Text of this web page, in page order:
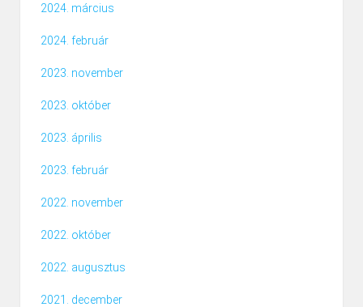
2024. március
2024. február
2023. november
2023. október
2023. április
2023. február
2022. november
2022. október
2022. augusztus
2021. december